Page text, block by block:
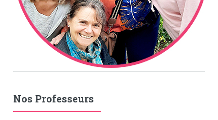
Nos Professeurs